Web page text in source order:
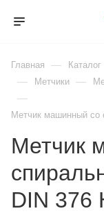
Главная — Каталог
— Метчики —
—
Метчик машинный со
Метчик
DIN 376